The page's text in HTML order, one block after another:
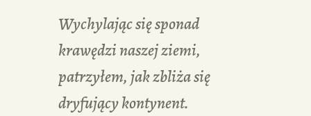
Wychylając się sponad
krawędzi naszej ziemi,
patrzyłem, jak zbliża się
dryfujący kontynent.